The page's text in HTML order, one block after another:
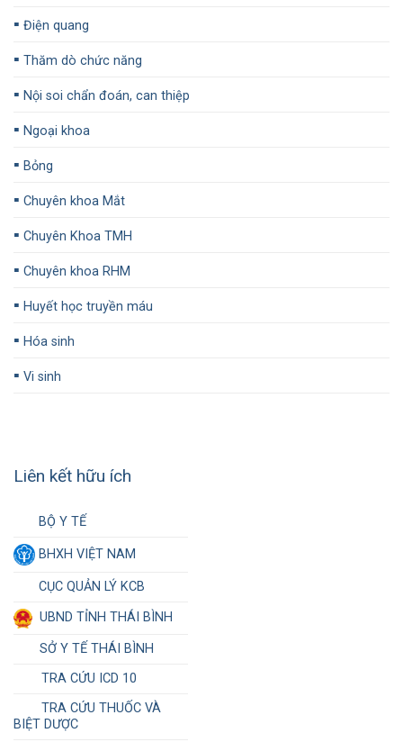
▪️ Điện quang
▪️ Thăm dò chức năng
▪️ Nội soi chẩn đoán, can thiệp
▪️ Ngoại khoa
▪️ Bỏng
▪️ Chuyên khoa Mắt
▪️ Chuyên Khoa TMH
▪️ Chuyên khoa RHM
▪️ Huyết học truyền máu
▪️ Hóa sinh
▪️ Vi sinh
Liên kết hữu ích
BỘ Y TẾ
BHXH VIỆT NAM
CỤC QUẢN LÝ KCB
UBND TỈNH THÁI BÌNH
SỞ Y TẾ THÁI BÌNH
TRA CỨU ICD 10
TRA CỨU THUỐC VÀ
BIỆT DƯỢC